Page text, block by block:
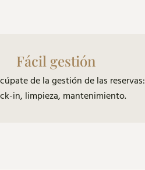
Fácil gestión
de la gestión de las reservas:
in, limpieza, mantenimiento.